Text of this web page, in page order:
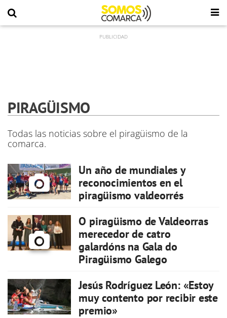
PIRAGÜISMO
Todas las noticias sobre el piragüismo de la
comarca.
Un año de mundiales y
reconocimientos en el
piragüismo valdeorrés
O piragüismo de Valdeorras
merecedor de catro
galardóns na Gala do
Piragüismo Galego
Jesús Rodríguez León: «Estoy
muy contento por recibir este
premio»